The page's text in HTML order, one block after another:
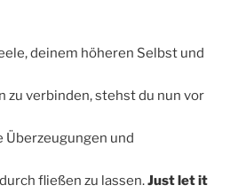
deinem höheren Selbst und
zu verbinden, stehst du nun vor
Überzeugungen und
fließen zu lassen.Just let it